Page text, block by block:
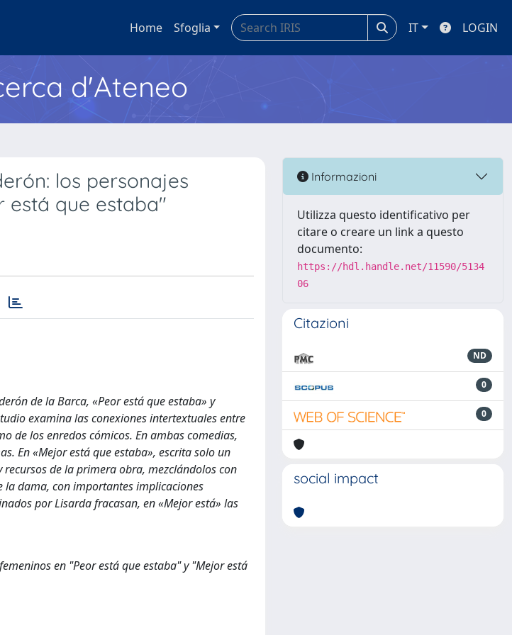
Home Sfoglia IT LOGIN
d'Ateneo
los personajes
está que estaba"
de la Barca, «Peor está que estaba» y
examina las conexiones intertextuales entre
de los enredos cómicos. En ambas comedias,
En «Mejor está que estaba», escrita solo un
recursos de la primera obra, mezclándolos con
la dama, con importantes implicaciones
por Lisarda fracasan, en «Mejor está» las
en "Peor está que estaba" y "Mejor está
Informazioni
Utilizza questo identificativo per
citare o creare un link a questo
documento:
https://hdl.handle.net/11590/5134
06
Citazioni
ND
0
0
social impact